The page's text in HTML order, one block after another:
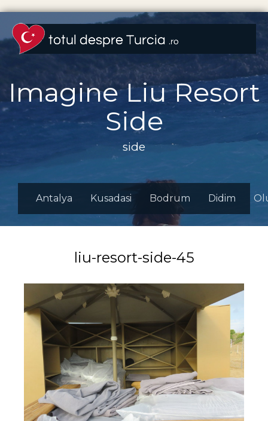
Imagine Liu Resort
Side
side
Antalya Kusadasi Bodrum Didim
liu-resort-side-45